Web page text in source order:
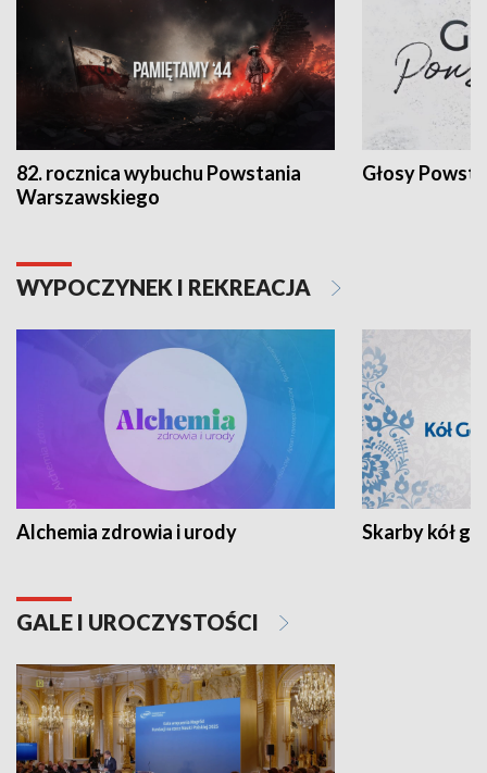
82. rocznica wybuchu Powstania
Warszawskiego
Głosy
WYPOCZYNEK I REKREACJA
Alchemia zdrowia i urody Skarby kół
GALE I UROCZYSTOŚCI